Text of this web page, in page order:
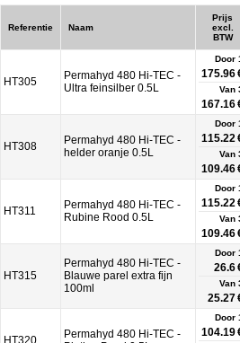
Referentie Naam
Prijs
excl.
BTW
HT305
Permahyd 480 Hi-TEC -
Ultra feinsilber 0.5L
Door
175.96
Van
167.16
HT308
Permahyd 480 Hi-TEC -
helder oranje 0.5L
Door
115.22
Van
109.46
HT311
Permahyd 480 Hi-TEC -
Rubine Rood 0.5L
Door
115.22
Van
109.46
HT315
Permahyd 480 Hi-TEC -
Blauwe parel extra fijn
100ml
Door
26.6
Van
25.27
HT320
Permahyd 480 Hi-TEC -
Door
104.19